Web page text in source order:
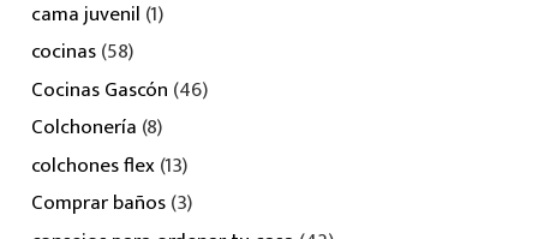
cama juvenil (1)
cocinas(58)
Cocinas Gascón (46)
Colchonería (8)
colchones flex(13)
Comprar baños(3)